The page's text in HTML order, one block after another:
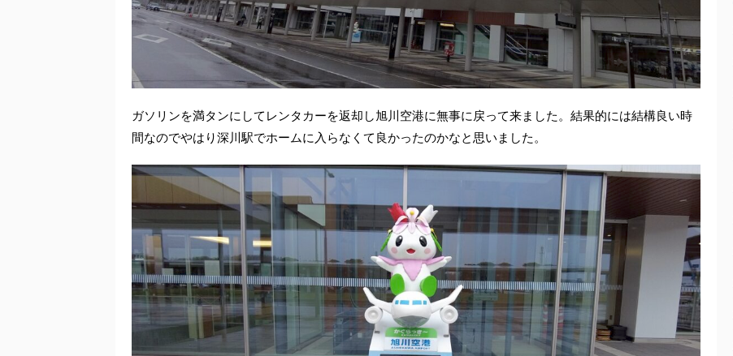
ガソリンを満タンにしてレンタカーを返却し旭川空港に無事に戻って来ました。結果的には結構良い時
間なのでやはり深川駅でホームに入らなくて良かったのかなと思いました。